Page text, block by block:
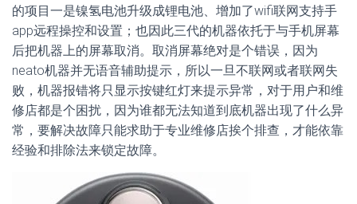
的项目一是镍氢电池升级成锂电池、增加了wifi联网支持手
app远程操控和设置；也因此三代的机器依托于与手机屏幕
后把机器上的屏幕取消。取消屏幕绝对是个错误，因为
neato机器并无语音辅助提示，所以一旦不联网或者联网失
败，机器报错将只显示按键红灯来提示异常，对于用户和维
修店都是个困扰，因为谁都无法知道到底机器出现了什么异
常，要解决故障只能求助于专业维修店挨个排查，才能依靠
经验和排除法来锁定故障。